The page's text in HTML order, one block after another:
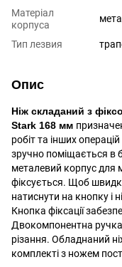
Матеріал
корпуса
Тип лезвия
Опис
Ніж складаний з
Stark 168 мм
робіт та інших
зручно поміщається в
металевий корпус для
фіксується. Щоб
натиснути на кнопку і
Кнопка фіксації
Двокомпонентна ручка
різання. Обладнаний
комплекті з ножем